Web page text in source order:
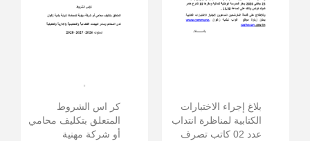
بلاغ إجراء الاختبارات
الكتابية لمناظرة انتداب
عدد 02 كاتب تصرف
كر اس الشروط
المتعلق بتكليف محامي
أو شركة مهنية